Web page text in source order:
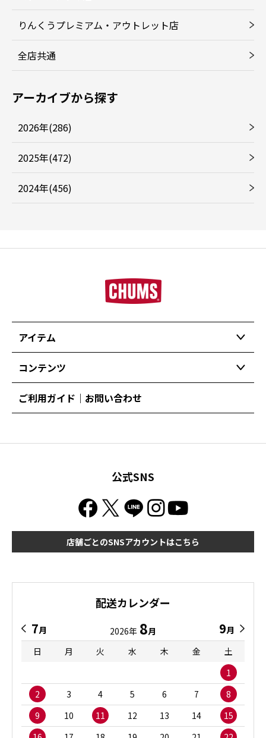
りんくうプレミアム・アウトレット店
全店共通
アーカイブから探す
2026年(286)
2025年(472)
2024年(456)
アイテム
コンテンツ
ご利用ガイド｜お問い合わせ
公式SNS
店舗ごとのSNSアカウントはこちら
配送カレンダー
7月 2026年 8月 9月
日
月 火 水 木 金
土
1
2
3 4 5 6 7
8
9
10 11 12 13 14
15